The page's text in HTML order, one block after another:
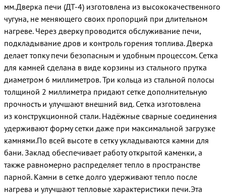
мм.Дверка печи (ДТ-4) изготовлена из высококачественного
чугуна, не меняющего своих пропорций при длительном
нагреве. Через дверку проводится обслуживание печи,
подкладывание дров и контроль горения топлива. Дверка
делает топку печи безопасным и удобным процессом. Сетка
для камней сделана в виде корзины из стального прутка
диаметром 6 миллиметров. Три кольца из стальной полосы
толщиной 2 миллиметра придают сетке дополнительную
прочность и улучшают внешний вид. Сетка изготовлена
из конструкционной стали. Надёжные сварные соединения
удерживают форму сетки даже при максимальной загрузке
камнями.По всей высоте в сетку укладываются камни для
бани. Заклад обеспечивает работу открытой каменки, а
также равномерно распределяет тепло в пространстве
парной. Камни в сетке долго удерживают тепло после
нагрева и улучшают тепловые характеристики печи.Эта